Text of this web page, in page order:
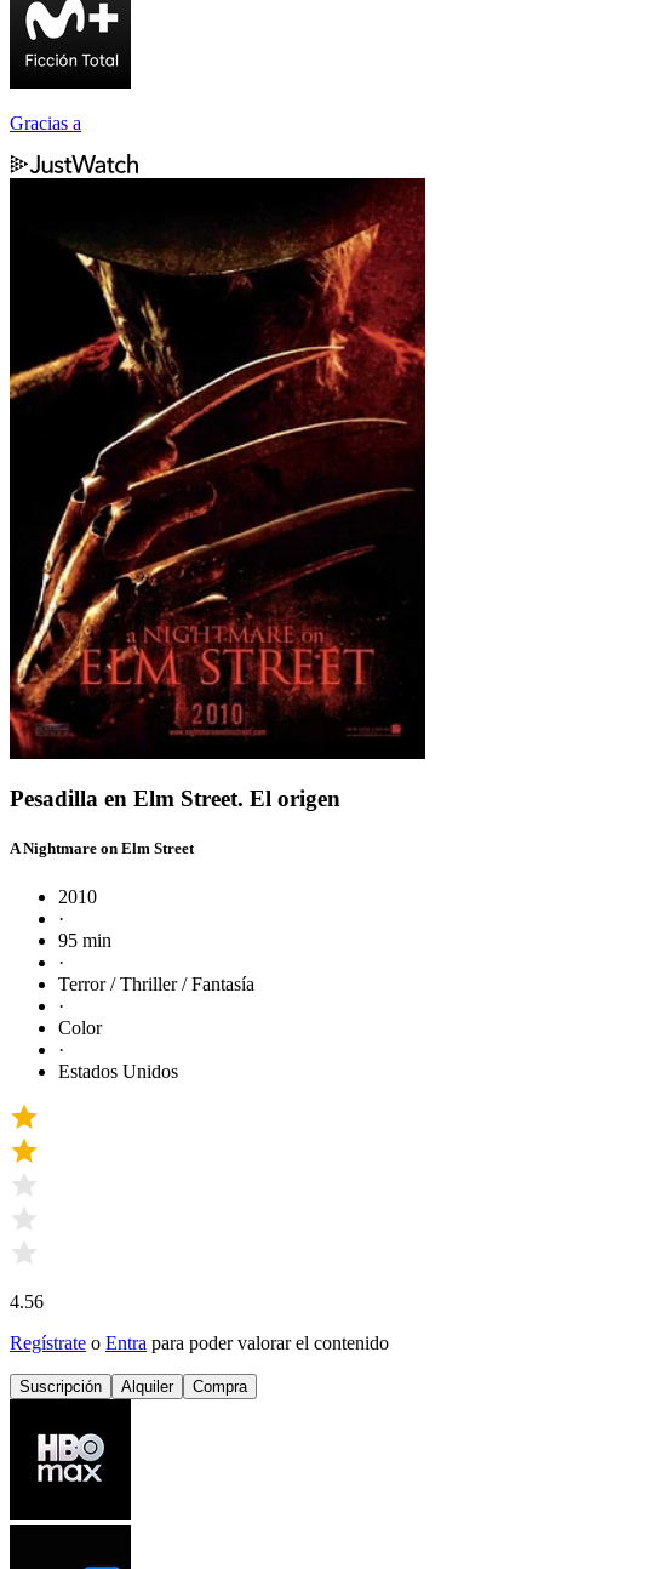
Gracias a
Pesadilla en Elm Street. El origen
A Nightmare on Elm Street
2010
·
95 min
·
Terror / Thriller / Fantasía
·
Color
·
Estados Unidos
4.56
Regístrate o Entra para poder valorar el contenido
Suscripción Alquiler Compra